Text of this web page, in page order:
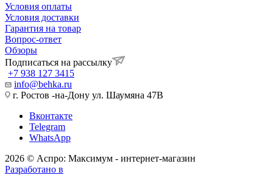
Условия оплаты
Условия доставки
Гарантия на товар
Вопрос-ответ
Обзоры
Подписаться на рассылку
+7 938 127 3415
info@behka.ru
г. Ростов -на-Дону ул. Шаумяна 47В
Вконтакте
Telegram
WhatsApp
2026 © Аспро: Максимум - интернет-магазин
Разработано в